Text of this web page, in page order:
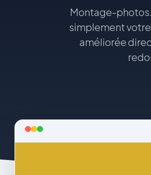
Montage-
simplement
améliorée